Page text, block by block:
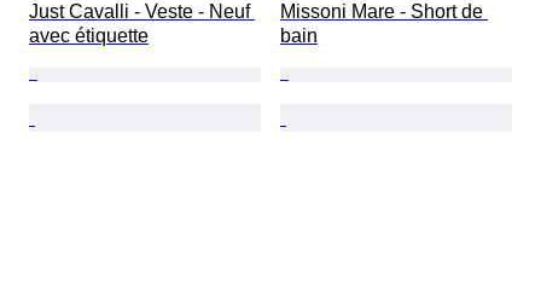
Just Cavalli - Veste - Neuf
avec étiquette
Missoni Mare - Short de
bain